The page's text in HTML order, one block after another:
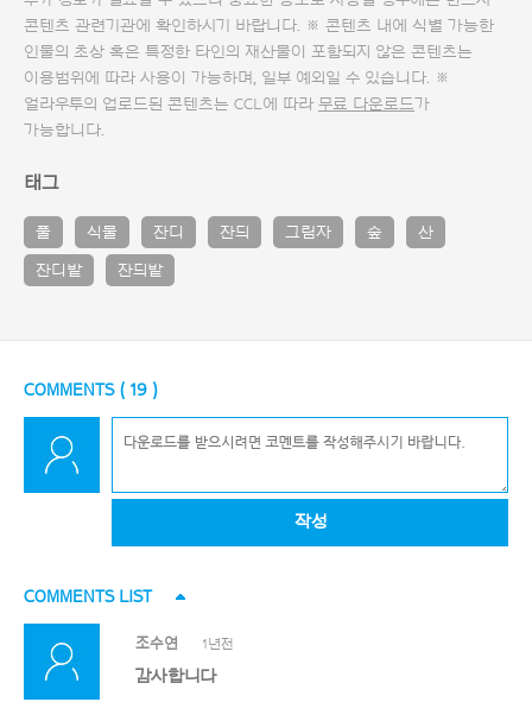
콘텐츠 관련기관에 확인하시기 바랍니다. ※ 콘텐츠 내에 식별 가능한
인물의 초상 혹은 특정한 타인의 재산물이 포함되지 않은 콘텐츠는
이용범위에 따라 사용이 가능하며, 일부 예외일 수 있습니다. ※
얼라우투의 업로드된 콘텐츠는 CCL에 따라 무료 다운로드가
가능합니다.
태그
풀 식물 잔디 잔듸 그림자 숲 산
잔디밭 잔듸밭
COMMENTS ( 19 )
작성
COMMENTS LIST
조수연 1년전
감사합니다